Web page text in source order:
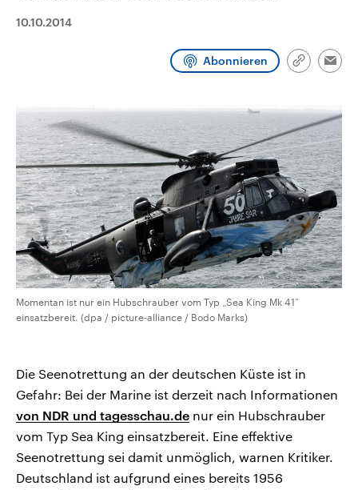
und Hintergründe zu den Parteien
und Kandidaten der anstehenden
Sendungen
10.10.2014
Abonnieren
Link
Momentan ist nur ein Hubschrauber vom Typ „Sea King Mk 41“
einsatzbereit. (dpa / picture-alliance / Bodo Marks)
Die Seenotrettung an der deutschen Küste ist in
Gefahr: Bei der Marine ist derzeit nach Informationen
von NDR und tagesschau.de nur ein Hubschrauber
vom Typ Sea King einsatzbereit. Eine effektive
Seenotrettung sei damit unmöglich, warnen Kritiker.
Deutschland ist aufgrund eines bereits 1956